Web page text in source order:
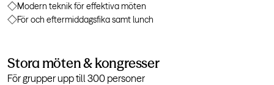
Modern teknik för effektiva möten
För och eftermiddagsfika samt lunch
Stora möten & kongresser
För grupper upp till 300 personer